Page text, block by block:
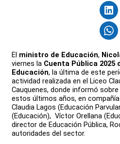
El ministro de Educación,
viernes la Cuenta Pública 2025
Educación, la última de este
actividad realizada en el Liceo
Cauquenes, donde informó
estos últimos años, en
Claudia Lagos (Educación
(Educación), Víctor Orellana
director de Educación Pública,
autoridades del sector.